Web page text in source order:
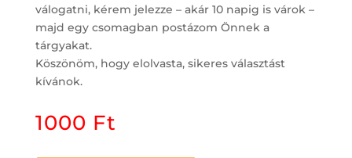
válogatni, kérem jelezze – akár 10 napig is várok –
majd egy csomagban postázom Önnek a
tárgyakat.
Köszönöm, hogy elolvasta, sikeres választást
kívánok.
1000 Ft